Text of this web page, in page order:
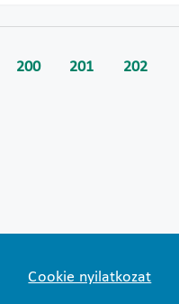
200 201 202
Cookie nyilatkozat